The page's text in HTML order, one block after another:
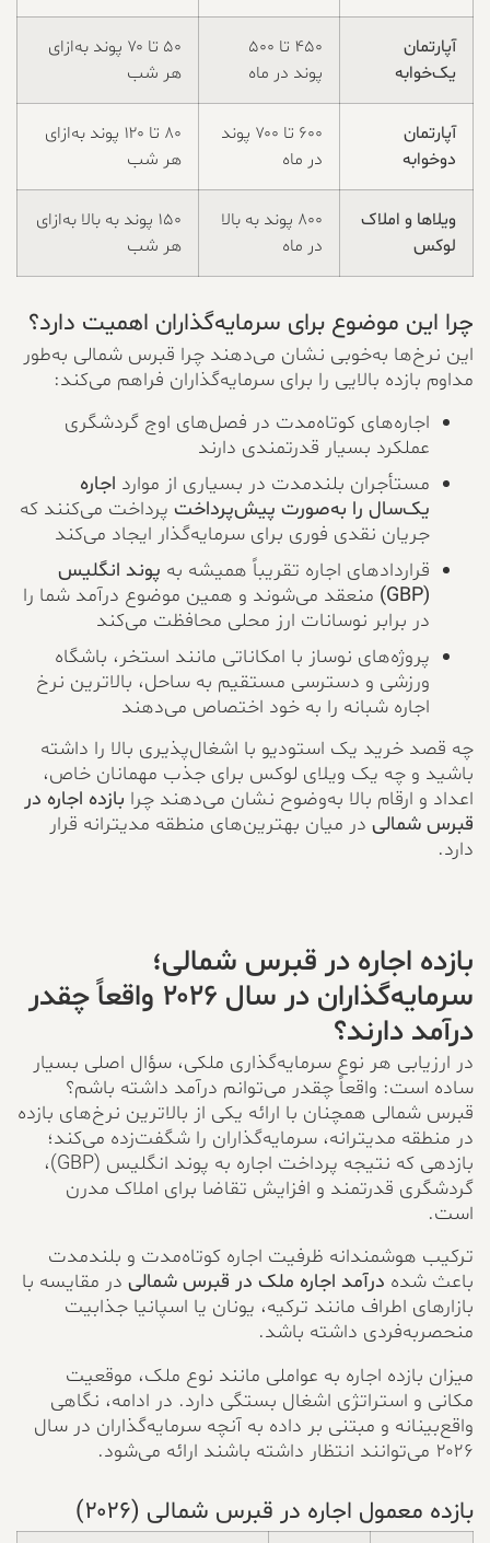
آپارتمان
یک‌خوابه
۴۵۰ تا ۵۰۰
پوند در ماه
۵۰ تا ۷۰ پوند به‌ازای
هر شب
آپارتمان
دوخوابه
۶۰۰ تا ۷۰۰ پوند
در ماه
۸۰ تا ۱۲۰ پوند به‌ازای
هر شب
ویلاها و املاک
لوکس
۸۰۰ پوند به بالا
در ماه
۱۵۰ پوند به بالا به‌ازای
هر شب
چرا این موضوع برای سرمایه‌گذاران اهمیت دارد؟
این نرخ‌ها به‌خوبی نشان می‌دهند چرا قبرس شمالی به‌طور
مداوم بازده بالایی را برای سرمایه‌گذاران فراهم می‌کند:
اجاره‌های کوتاه‌مدت در فصل‌های اوج گردشگری
عملکرد بسیار قدرتمندی دارند
مستأجران بلندمدت در بسیاری از موارد اجاره
یک‌سال را به‌صورت پیش‌پرداختپرداخت می‌کنند که
جریان نقدی فوری برای سرمایه‌گذار ایجاد می‌کند
قراردادهای اجاره تقریباً همیشه به پوند انگلیس
(GBP)
منعقد می‌شوند و همین موضوع درآمد شما را
در برابر نوسانات ارز محلی محافظت می‌کند
پروژه‌های نوساز با امکاناتی مانند استخر، باشگاه
ورزشی و دسترسی مستقیم به ساحل، بالاترین نرخ
اجاره شبانه را به خود اختصاص می‌دهند
چه قصد خرید یک استودیو با اشغال‌پذیری بالا را داشته
باشید و چه یک ویلای لوکس برای جذب مهمانان خاص،
اعداد و ارقام بالا به‌وضوح نشان می‌دهند چرا بازده اجاره در
قبرس شمالیدر میان بهترین‌های منطقه مدیترانه قرار
دارد.
بازده اجاره در قبرس شمالی؛
سرمایه‌گذاران در سال ۲۰۲۶ واقعاً چقدر
درآمد دارند؟
در ارزیابی هر نوع سرمایه‌گذاری ملکی، سؤال اصلی بسیار
ساده است: واقعاً چقدر می‌توانم درآمد داشته باشم؟
قبرس شمالی همچنان با ارائه یکی از بالاترین نرخ‌های بازده
در منطقه مدیترانه، سرمایه‌گذاران را شگفت‌زده می‌کند؛
بازدهی که نتیجه پرداخت اجاره به پوند انگلیس (GBP)،
گردشگری قدرتمند و افزایش تقاضا برای املاک مدرن
است.
ترکیب هوشمندانه ظرفیت اجاره کوتاه‌مدت و بلندمدت
باعث شده درآمد اجاره ملک در قبرس شمالیدر مقایسه با
بازارهای اطراف مانند ترکیه، یونان یا اسپانیا جذابیت
منحصربه‌فردی داشته باشد.
میزان بازده اجاره به عواملی مانند نوع ملک، موقعیت
مکانی و استراتژی اشغال بستگی دارد. در ادامه، نگاهی
واقع‌بینانه و مبتنی بر داده به آنچه سرمایه‌گذاران در سال
۲۰۲۶ می‌توانند انتظار داشته باشند ارائه می‌شود.
بازده معمول اجاره در قبرس شمالی (۲۰۲۶)